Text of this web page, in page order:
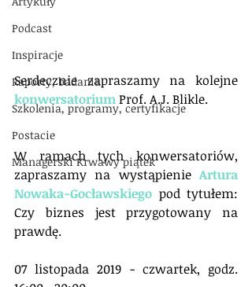
Podcast
Inspiracje
Raporty, badania
Szkolenia, programy, certyfikacje
Postacie
Managerski Krwawy piątek
konwersatorium Prof. A.J. Blikle.
W ramach tych konwersatoriów,
zapraszamy na wystąpienie Artura
Nowaka-Gocławskiego pod tytułem:
Czy biznes jest przygotowany na
prawdę.
07 listopada 2019 - czwartek, godz.